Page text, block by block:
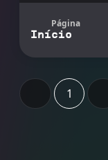
Página
Início
1